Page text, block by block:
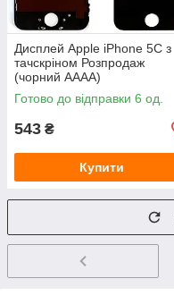
Дисплей Apple iPhone 5C з
тачскріном Розпродаж
(чорний AAAA)
Готово до відправки 6 од.
543 ₴
Купити